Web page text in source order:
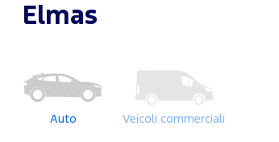
Elmas
Auto Veicoli commerciali